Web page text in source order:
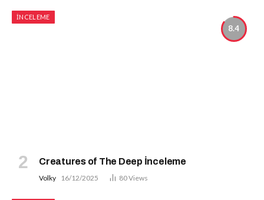
8.4
İNCELEME
Creatures of The Deep İnceleme
Volky 16/12/2025 80Views